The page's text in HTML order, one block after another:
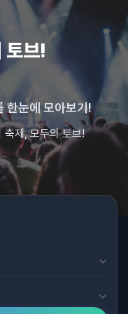
토브!
한눈에 모아보기!
축제, 모두의 토브!